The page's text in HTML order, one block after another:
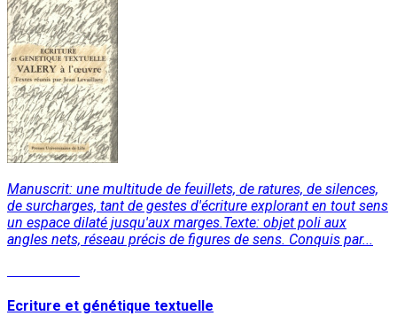
Manuscrit: une multitude de feuillets, de ratures, de silences,
de surcharges, tant de gestes d'écriture explorant en tout sens
un espace dilaté jusqu'aux marges.Texte: objet poli aux
angles nets, réseau précis de figures de sens. Conquis par...
Ecriture et génétique textuelle